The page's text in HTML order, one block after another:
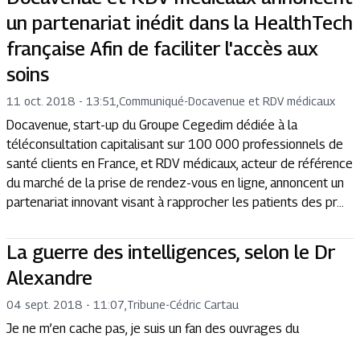
un partenariat inédit dans la HealthTech
française Afin de faciliter l'accès aux
soins
11 oct. 2018 - 13:51 Communiqué-Docavenue et RDV médicaux
Docavenue, start-up du Groupe Cegedim dédiée à la
téléconsultation capitalisant sur 100 000 professionnels de
santé clients en France, et RDV médicaux, acteur de référence
du marché de la prise de rendez-vous en ligne, annoncent un
partenariat innovant visant à rapprocher les patients des pr...
La guerre des intelligences, selon le Dr
Alexandre
04 sept. 2018 - 11:07 Tribune-Cédric Cartau
Je ne m’en cache pas, je suis un fan des ouvrages du